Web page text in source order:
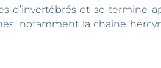
et se termine
notamment la chaîne